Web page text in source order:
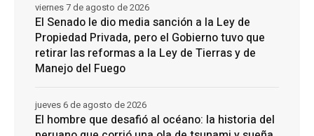
El Senado le dio media sanción a la Ley de
Propiedad Privada, pero el Gobierno tuvo que
retirar las reformas a la Ley de Tierras y de
Manejo del Fuego
viernes 7 de agosto de 2026
El hombre que desafió al océano: la historia del
jueves 6 de agosto de 2026